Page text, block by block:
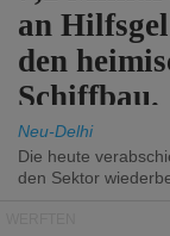
an
den
Schiffbau.
Neu-Delhi
Die heute
den Sektor